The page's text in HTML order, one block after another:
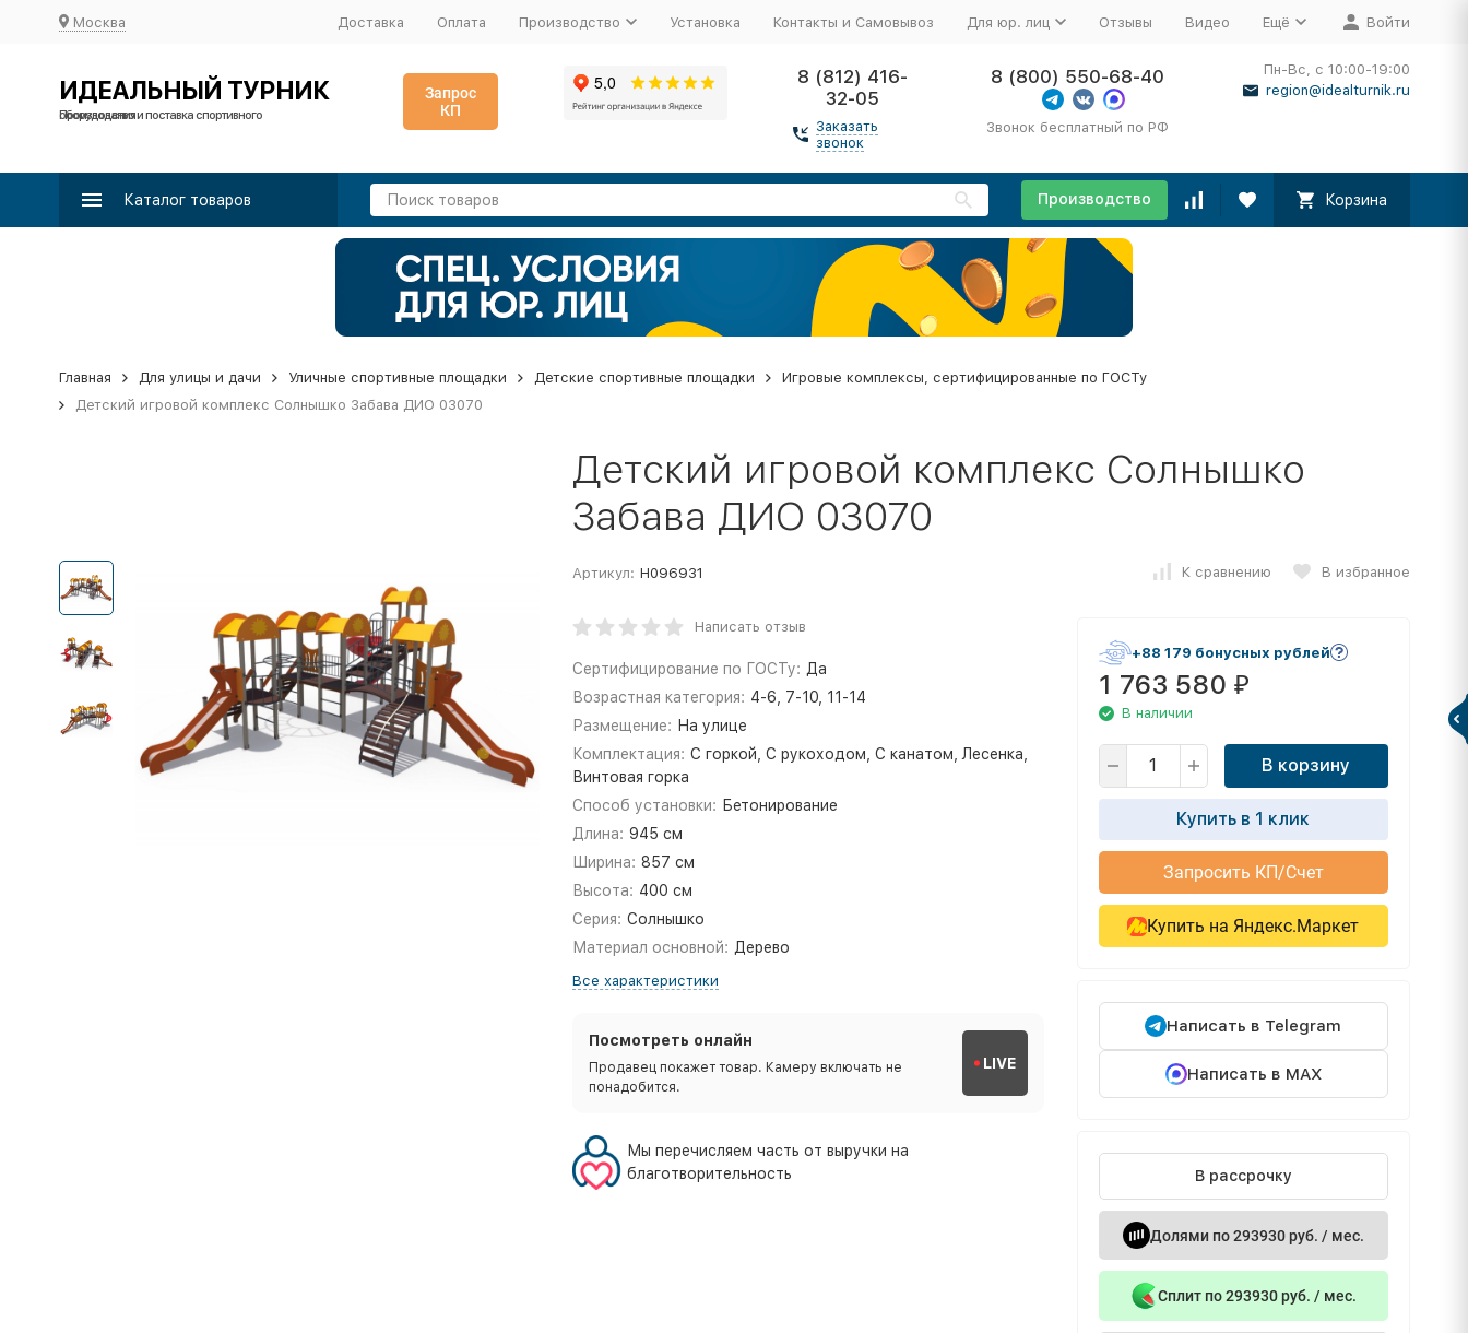
Москва Доставка Оплата Производство Установка Контакты и Самовывоз Для юр. лиц Отзывы Видео Ещё Войти
ИДЕАЛЬНЫЙ ТУРНИК
Производство и поставка спортивного оборудования
Запрос
КП
8 (812) 416-
32-05
Заказать
звонок
8 (800) 550-68-40
Звонок бесплатный по РФ
Пн-Вс, с 10:00-19:00
region@idealturnik.ru
Каталог товаров Производство Корзина
Главная Для улицы и дачи Уличные спортивные площадки Детские спортивные площадки
Игровые комплексы, сертифицированные по ГОСТу
Детский игровой комплекс Солнышко Забава ДИО 03070
Детский игровой комплекс Солнышко
Забава ДИО 03070
Артикул: Н096931 К сравнению В избранное
Написать отзыв
Сертифицирование по ГОСТу: Да
Возрастная категория: 4-6, 7-10, 11-14
Размещение: На улице
Комплектация: С горкой, С рукоходом, С канатом, Лесенка,
Винтовая горка
Способ установки: Бетонирование
Длина: 945 см
Ширина: 857 см
Высота: 400 см
Серия: Солнышко
Материал основной: Дерево
Все характеристики
Посмотреть онлайн
Продавец покажет товар. Камеру включать не
понадобится.
LIVE
Мы перечисляем часть от выручки на
благотворительность
+88 179 бонусных рублей
1 763 580 ₽
В наличии
В корзину
Купить в 1 клик
Запросить КП/Счет
Купить на Яндекс.Маркет
Написать в Telegram
Написать в MAX
В рассрочку
Долями по 293930 руб. / мес.
Сплит по 293930 руб. / мес.